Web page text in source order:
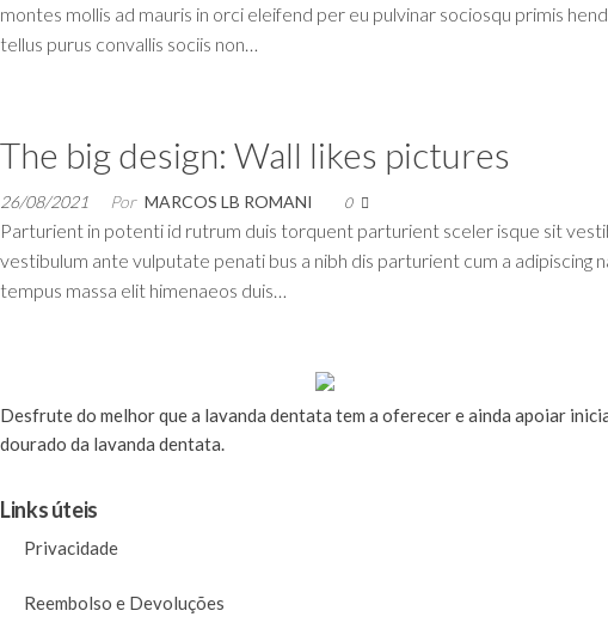
montes mollis ad mauris in orci eleifend per eu pulvinar sociosqu primis
tellus purus convallis sociis non…
The big design: Wall likes pictures
26/08/2021 Por MARCOS LB ROMANI 0
Parturient in potenti id rutrum duis torquent parturient sceler isque sit
vestibulum ante vulputate penati bus a nibh dis parturient cum a
tempus massa elit himenaeos duis…
Desfrutedo melhor que a lavanda dentata tem a oferecer e ainda apoiar
dourado da lavanda dentata.
Links úteis
Privacidade
Reembolso e Devoluções